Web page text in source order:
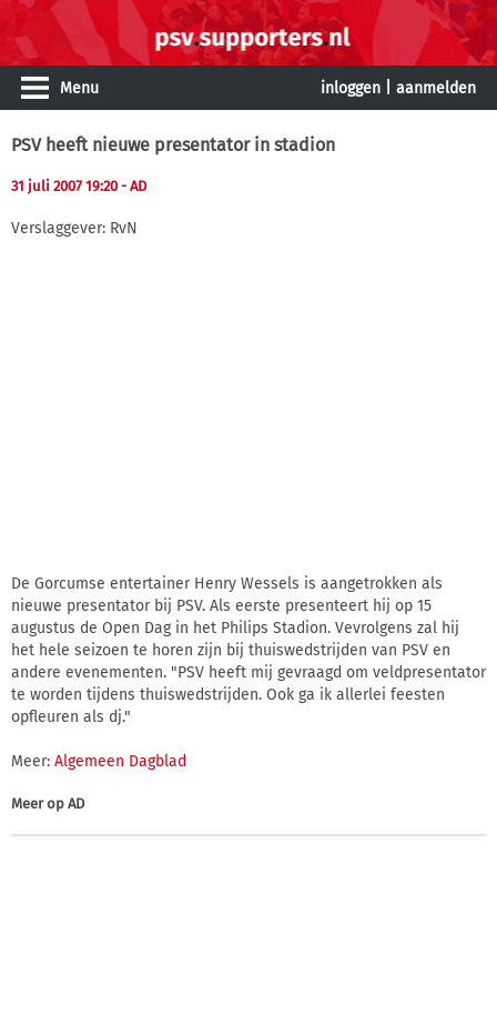
Menu inloggen aanmelden
PSV heeft nieuwe presentator in stadion
31 juli 2007 19:20 - AD
Verslaggever: RvN
De Gorcumse entertainer Henry Wessels is aangetrokken als
nieuwe presentator bij PSV. Als eerste presenteert hij op 15
augustus de Open Dag in het Philips Stadion. Vevrolgens zal hij
het hele seizoen te horen zijn bij thuiswedstrijden van PSV en
andere evenementen. "PSV heeft mij gevraagd om veldpresentator
te worden tijdens thuiswedstrijden. Ook ga ik allerlei feesten
opfleuren als dj."
Meer: Algemeen Dagblad
Meer op AD